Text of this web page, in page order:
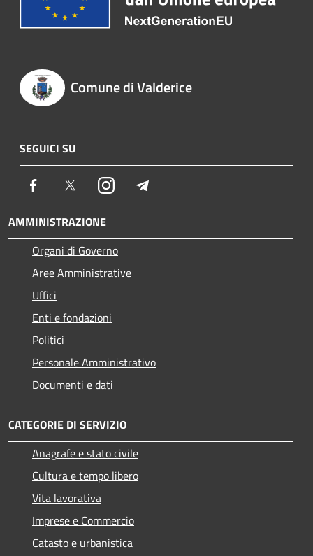
Comune di Valderice
SEGUICI SU
Facebook TwitterInstagram
AMMINISTRAZIONE
Organi di Governo
Aree Amministrative
Uffici
Enti e fondazioni
Politici
Personale Amministrativo
Documenti e dati
CATEGORIE DI SERVIZIO
Anagrafe e stato civile
Cultura e tempo libero
Vita lavorativa
Imprese e Commercio
Catasto e urbanistica